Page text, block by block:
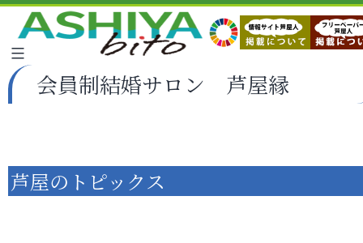
会員制結婚サロン 芦屋縁
芦屋のトピックス